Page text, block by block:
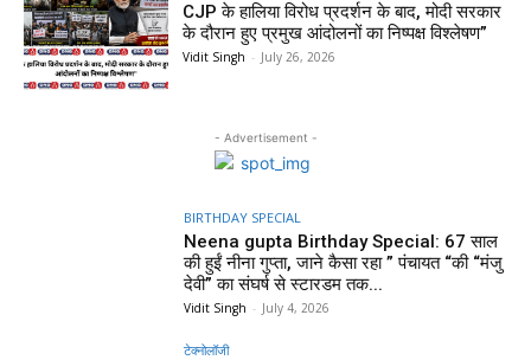
CJP के हालिया विरोध प्रदर्शन के बाद, मोदी सरकार
के दौरान हुए प्रमुख आंदोलनों का निष्पक्ष विश्लेषण”
Vidit Singh - July 26, 2026
- Advertisement -
BIRTHDAY SPECIAL
Neena gupta Birthday Special: 67 साल
की हुईं नीना गुप्ता, जाने कैसा रहा ” पंचायत “की “मंजु
देवी” का संघर्ष से स्टारडम तक...
Vidit Singh - July 4, 2026
टेक्नोलॉजी